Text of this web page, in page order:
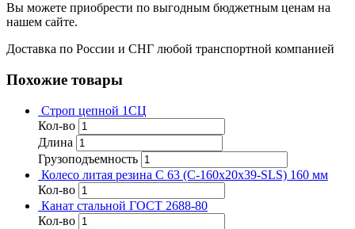
Вы можете приобрести по выгодным бюджетным ценам на
нашем сайте.
Доставка по России и СНГ любой транспортной компанией
Похожие товары
Строп цепной 1СЦ
Кол-во
Длина
Грузоподъемность
Колесо литая резина C 63 (C-160х20х39-SLS) 160 мм
Кол-во
Канат стальной ГОСТ 2688-80
Кол-во